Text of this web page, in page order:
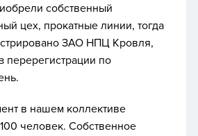
собственный
цех, прокатные линии, тогда
ЗАО НПЦ Кровля,
перерегистрации по
в нашем коллективе
человек. Собственное